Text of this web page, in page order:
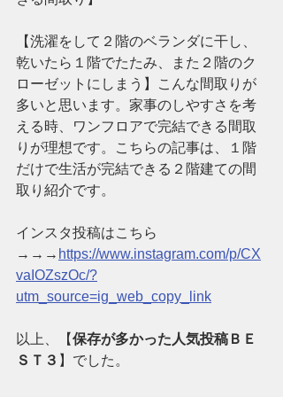
【洗濯をして２階のベランダに干し、
乾いたら１階でたたみ、また２階のク
ローゼットにしまう】こんな間取りが
多いと思います。家事のしやすさを考
える時、ワンフロアで完結できる間取
りが理想です。こちらの記事は、１階
だけで生活が完結できる２階建ての間
取り紹介です。
インスタ投稿はこちら
→→→ https://www.instagram.com/p/CX
vaIOZszOc/?
utm_source=ig_web_copy_link
以上、【保存が多かった人気投稿ＢＥ
ＳＴ３ 】でした。